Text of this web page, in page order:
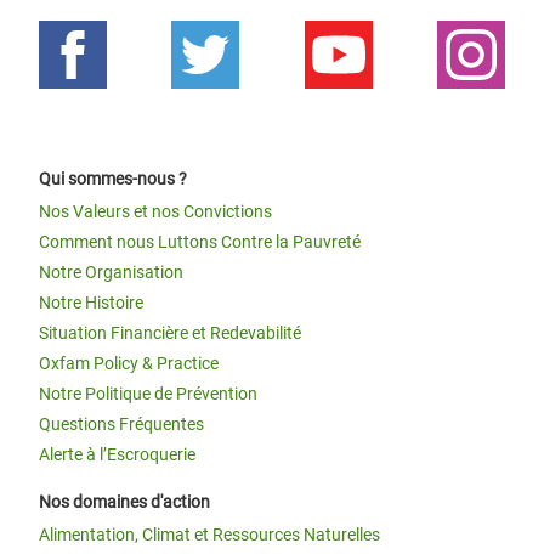
Qui sommes-nous ?
Nos Valeurs et nos Convictions
Comment nous Luttons Contre la Pauvreté
Notre Organisation
Notre Histoire
Situation Financière et Redevabilité
Oxfam Policy & Practice
Notre Politique de Prévention
Questions Fréquentes
Alerte à l’Escroquerie
Nos domaines d'action
Alimentation, Climat et Ressources Naturelles